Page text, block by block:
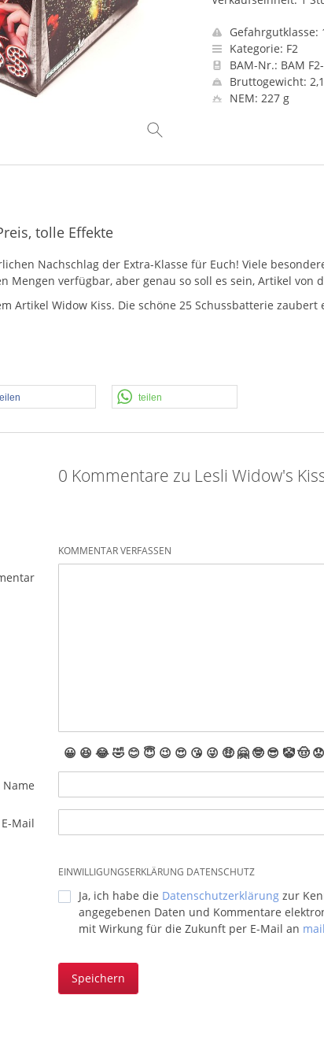
Gefahrgutklasse:
Kategorie: F2
BAM-Nr.: BAM
Bruttogewicht:
NEM: 227 g
tolle Effekte
Nachschlag der Extra-Klasse für Euch! Viele
Mengen verfügbar, aber genau so soll es sein, Artikel von
Artikel Widow Kiss. Die schöne 25 Schussbatterie
teilen
0 Kommentare zu Lesli Widow's
KOMMENTAR VERFASSEN
😀 😆 😂🤣 😊 😇 😉 😍 😘 😜 🤑 🤗 🤓 😎 🤡🤠 😟
Name
E-Mail
EINWILLIGUNGSERKLÄRUNG DATENSCHUTZ
Ja, ich habe die Datenschutzerklärungzur
angegebenen Daten und Kommentare
mit Wirkung für die Zukunft per E-Mail an
Speichern